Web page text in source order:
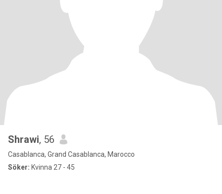
Shrawi, 56
Casablanca, Grand Casablanca, Marocco
Söker: Kvinna 27 - 45